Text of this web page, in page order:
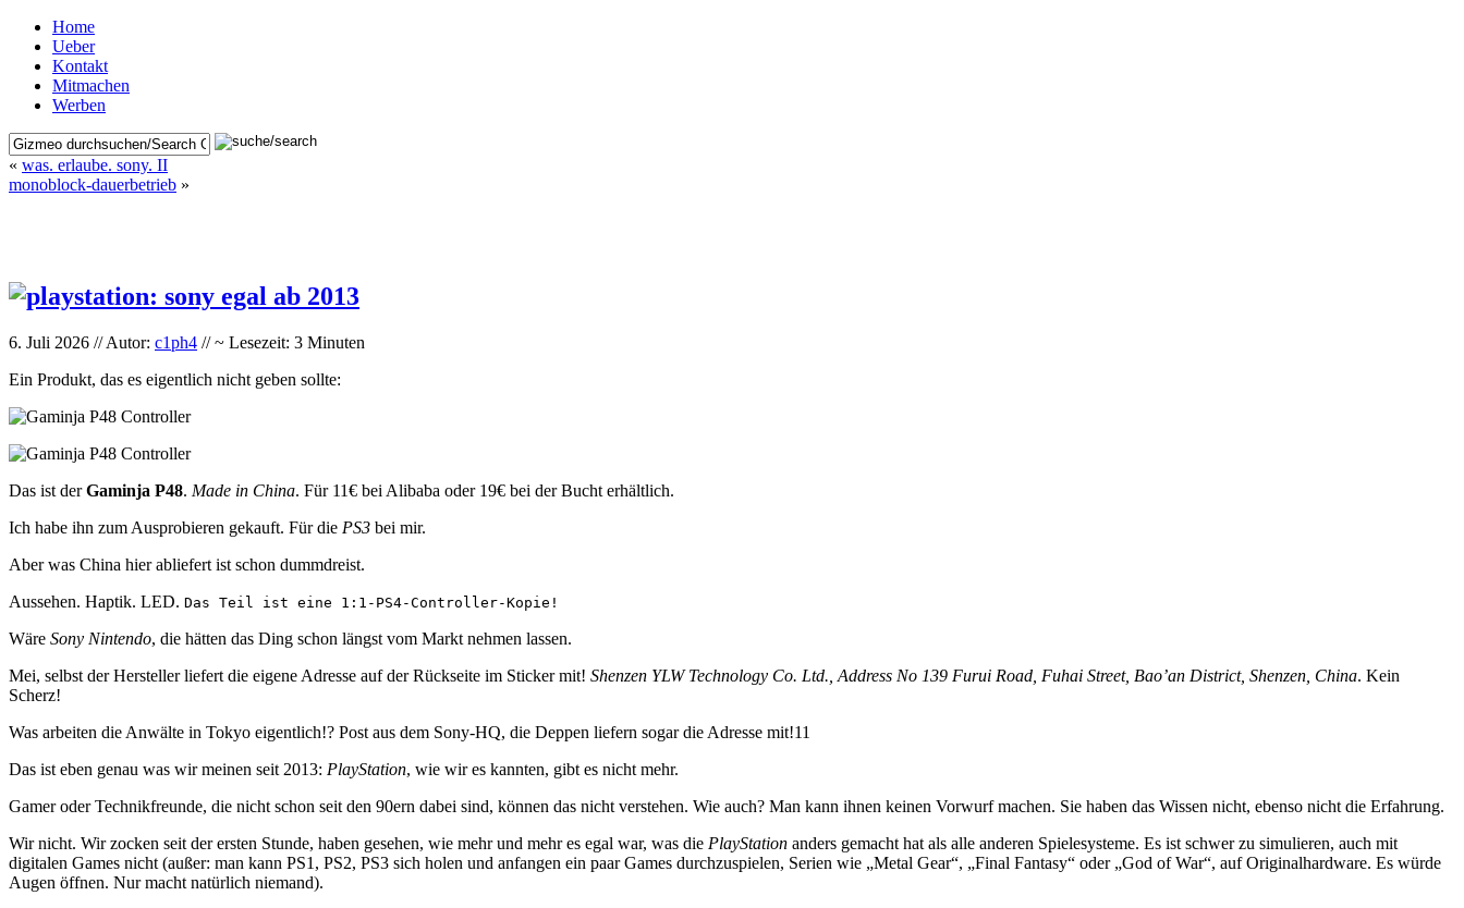
Home
Ueber
Kontakt
Mitmachen
Werben
« was. erlaube. sony. II
monoblock-dauerbetrieb »
6. Juli 2026 // Autor: c1ph4 // ~ Lesezeit: 3 Minuten
Ein Produkt, das es eigentlich nicht geben sollte:
Das ist derGaminja P48. Made in China. Für 11€ bei Alibaba oder 19€ bei der Bucht erhältlich.
Ich habe ihn zum Ausprobieren gekauft. Für die PS3 bei mir.
Aber was China hier abliefert ist schon dummdreist.
Aussehen. Haptik. LED. Das Teil ist eine 1:1-PS4-Controller-Kopie!
Wäre Sony Nintendo, die hätten das Ding schon längst vom Markt nehmen lassen.
Mei, selbst der Hersteller liefert die eigene Adresse auf der Rückseite im Sticker mit! Shenzen YLW Technology Co. Ltd., Address No 139 Furui Road, Fuhai Street, Bao’an District, Shenzen, China. Kein
Scherz!
Was arbeiten die Anwälte in Tokyo eigentlich!? Post aus dem Sony-HQ, die Deppen liefern sogar die Adresse mit!11
Das ist eben genau was wir meinen seit 2013: PlayStation, wie wir es kannten, gibt es nicht mehr.
Gamer oder Technikfreunde, die nicht schon seit den 90ern dabei sind, können das nicht verstehen. Wie auch? Man kann ihnen keinen Vorwurf machen. Sie haben das Wissen nicht, ebenso nicht die Erfahrung.
Wir nicht. Wir zocken seit der ersten Stunde, haben gesehen, wie mehr und mehr es egal war, was die PlayStation anders gemacht hat als alle anderen Spielesysteme. Es ist schwer zu simulieren, auch mit
digitalen Games nicht (außer: man kann PS1, PS2, PS3 sich holen und anfangen ein paar Games durchzuspielen, Serien wie „Metal Gear“, „Final Fantasy“ oder „God of War“, auf Originalhardware. Es würde
Augen öffnen. Nur macht natürlich niemand).